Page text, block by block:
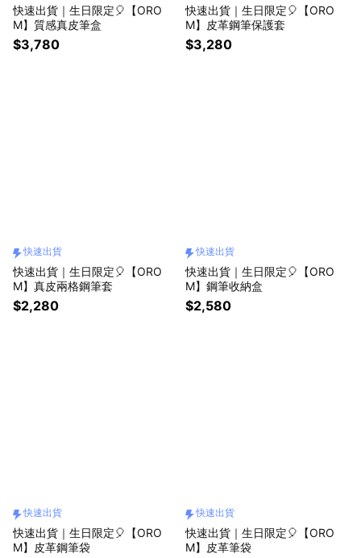
快速出貨｜生日限定🎈【ORO
M】質感真皮筆盒
$3,780
快速出貨｜生日限定🎈【ORO
M】皮革鋼筆保護套
$3,280
快速出貨
快速出貨｜生日限定🎈【ORO
M】真皮兩格鋼筆套
$2,280
快速出貨
快速出貨｜生日限定🎈【ORO
M】鋼筆收納盒
$2,580
快速出貨
快速出貨｜生日限定🎈【ORO
M】皮革鋼筆袋
快速出貨
快速出貨｜生日限定🎈【ORO
M】皮革筆袋